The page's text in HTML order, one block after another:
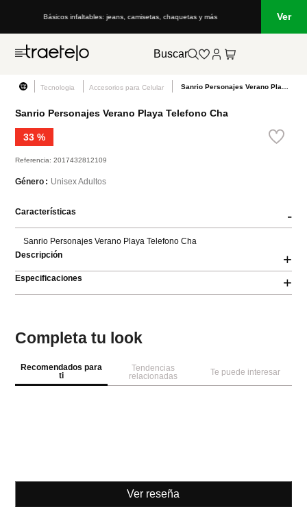
Básicos infaltables: jeans, camisetas, chaquetas y más Ver
Buscar
Tecnologia Accesorios para Celular
Sanrio Personajes Verano Playa Telefono Cha
33 %
Referencia:2017432812109
Género Unisex Adultos
Características -
Sanrio Personajes Verano Playa Telefono Cha
Descripción
+
Especificaciones +
Completa tu look
Recomendados para
ti
Tendencias
relacionadas
Te puede interesar
Ver reseña